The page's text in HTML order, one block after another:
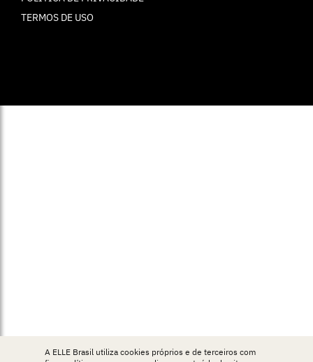
TERMOS DE USO
A ELLE Brasil utiliza cookies próprios e de terceiros com